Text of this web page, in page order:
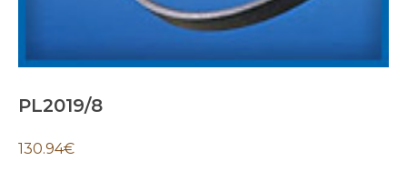
PL2019/8
130.94€